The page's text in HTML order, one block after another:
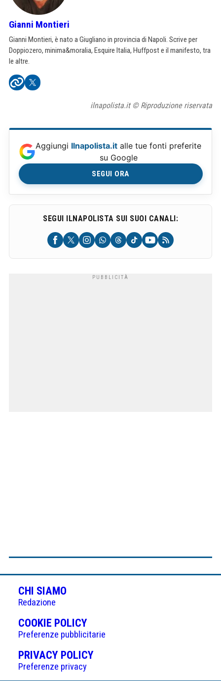
Gianni Montieri
Gianni Montieri, è nato a Giugliano in provincia di Napoli. Scrive per
Doppiozero, minima&moralia, Esquire Italia, Huffpost e il manifesto, tra
le altre.
ilnapolista.it © Riproduzione riservata
Aggiungi Ilnapolista.it alle tue fonti preferite
su Google
SEGUI ORA
SEGUI ILNAPOLISTA SUI SUOI CANALI:
CHI SIAMO
Redazione
COOKIE POLICY(APRE
IN
UNA
NUOVA
Preferenze pubblicitarie
PRIVACY POLICY(APRE
Preferenze privacy